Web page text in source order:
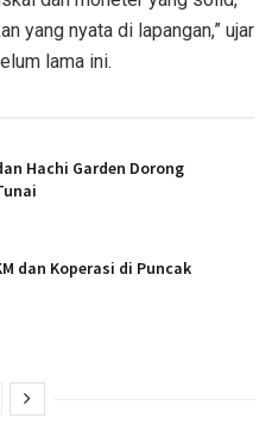
yang nyata di lapangan,” ujar
lama ini.
Hachi Garden Dorong
dan Koperasi di Puncak